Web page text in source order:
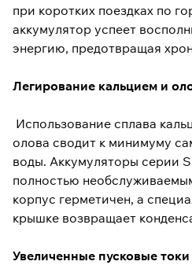
при коротких поездках по
аккумулятор успеет
энергию, предотвращая
Легирование кальцием и
Использование сплава
олова сводит к минимуму
воды. Аккумуляторы серии
полностью
корпус герметичен, а
крышке возвращает
Увеличенные пусковые